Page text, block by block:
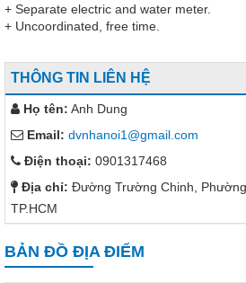
+ Separate electric and water meter.
+ Uncoordinated, free time.
THÔNG TIN LIÊN HỆ
Họ tên: Anh Dung
Email: dvnhanoi1@gmail.com
Điện thoại: 0901317468
Địa chỉ: Đường Trường Chinh,
TP.HCM
BẢN ĐỒ ĐỊA ĐIỂM